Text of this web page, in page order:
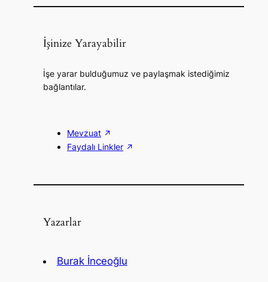
İşinize Yarayabilir
İşe yarar bulduğumuz ve paylaşmak istediğimiz
bağlantılar.
Mevzuat
Faydalı Linkler
Yazarlar
Burak İnceoğlu